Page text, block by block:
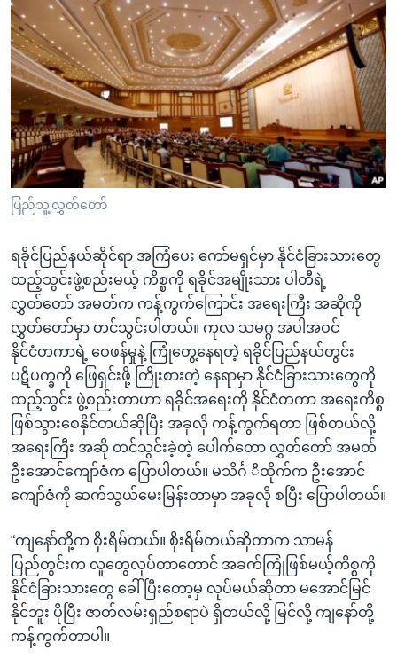
ကြည့်
ရန်
ပင်မ
အ
ညွန်း
စာမျက်နှာ
သို့
ကျော်
ကြည့်
ရှာဖွေ
ရန်
နေရာ
သို့
ကျော်
ရန်
မကြေးမုံရဲ့ အင်္ဂလိပ်စာ
ရုပ်ရှင်ထဲက အင်္ဂလိပ်စာ
သုတပဒေသာ အင်္ဂလိပ်စာ
ရေဒီယို
တီဗွီ
ရေဒီယိုနှင့်ရုပ်သံ အချက်အလက်များ
ရေဒီယို/တီဗွီအစီအစဉ်
Learning English
ဗွီအိုအေ လူမှုကွန်ယက်များ
ဘာသာစကားများ
ပြည်သူ့လွှတ်တော်
ရခိုင်ပြည်နယ်ဆိုင်ရာ အကြံပေး ကော်မရှင်မှာ နိုင်ငံခြားသားတွေ
ထည့်သွင်းဖွဲ့စည်းမယ့် ကိစ္စကို ရခိုင်အမျိုးသား ပါတီရဲ့
လွှတ်တော် အမတ်က ကန့်ကွက်ကြောင်း အရေးကြီး အဆိုကို
လွှတ်တော်မှာ တင်သွင်းပါတယ်။ ကုလ သမဂ္ဂ အပါအဝင်
နိုင်ငံတကာရဲ့ ဝေဖန်မှုနဲ့ ကြုံတွေ့နေရတဲ့ ရခိုင်ပြည်နယ်တွင်း
ပဋိပက္ခကို ဖြေရှင်းဖို့ ကြိုးစားတဲ့ နေရာမှာ နိုင်ငံခြားသားတွေကို
ထည့်သွင်း ဖွဲ့စည်းတာဟာ ရခိုင်အရေးကို နိုင်ငံတကာ အရေးကိစ္စ
ဖြစ်သွားစေနိုင်တယ်ဆိုပြီး အခုလို ကန့်ကွက်ရတာ ဖြစ်တယ်လို့
အရေးကြီး အဆို တင်သွင်းခဲ့တဲ့ ပေါက်တော လွှတ်တော် အမတ်
ဦးအောင်ကျော်ဇံက ပြောပါတယ်။ မသိင်္ဂ ီထိုက်က ဦးအောင်
ကျော်ဇံကို ဆက်သွယ်မေးမြန်းတာမှာ အခုလို စပြီး ပြောပါတယ်။
“ကျနော်တို့က စိုးရိမ်တယ်။ စိုးရိမ်တယ်ဆိုတာက သာမန်
ပြည်တွင်းက လူတွေလုပ်တာတောင် အခက်ကြုံဖြစ်မယ့်ကိစ္စကို
နိုင်ငံခြားသားတွေ ခေါ်ပြီးတော့မှ လုပ်မယ်ဆိုတာ မအောင်မြင်
နိုင်ဘူး ပိုပြီး ဇာတ်လမ်းရှည်စရာပဲ ရှိတယ်လို့ မြင်လို့ ကျနော်တို့
ကန့်ကွက်တာပါ။